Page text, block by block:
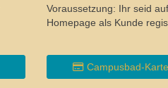
Voraussetzung: Ihr seid
Homepage als Kunde
Campusbad-